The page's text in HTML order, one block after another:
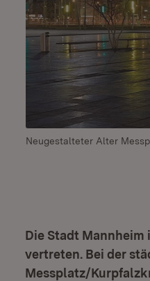
Neugestalteter Alter
Die Stadt Mannheim
vertreten. Bei der
Messplatz/